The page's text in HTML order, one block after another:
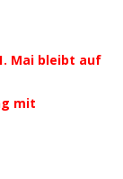
Mai bleibt auf
mit